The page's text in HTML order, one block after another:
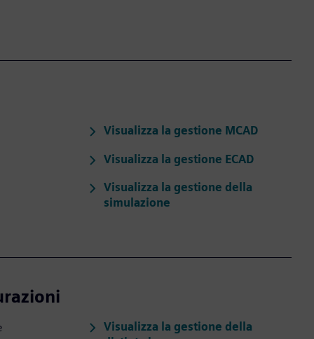
Visualizza la gestione MCAD
Visualizza la gestione ECAD
Visualizza la gestione della
simulazione
Visualizza la gestione della